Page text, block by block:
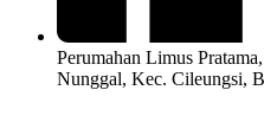
Perumahan Limus
Nunggal, Kec. Cileungsi,